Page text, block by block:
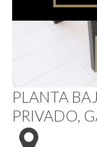
PLANTA
PRIVADO,